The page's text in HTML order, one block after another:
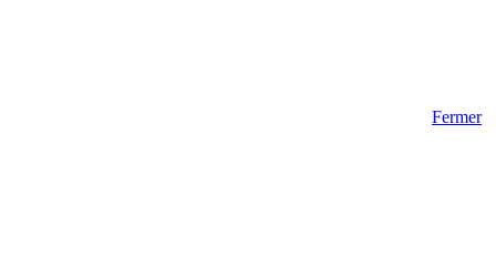
Fermer